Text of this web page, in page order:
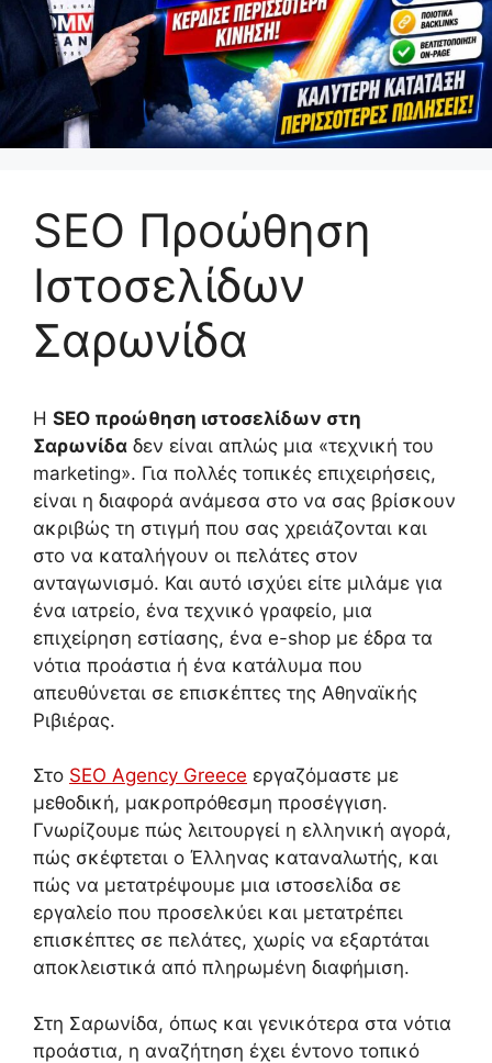
SEO Προώθηση
Ιστοσελίδων
Σαρωνίδα
Η SEO προώθηση ιστοσελίδων στη
Σαρωνίδα δεν είναι απλώς μια «τεχνική του
marketing». Για πολλές τοπικές επιχειρήσεις,
είναι η διαφορά ανάμεσα στο να σας βρίσκουν
ακριβώς τη στιγμή που σας χρειάζονται και
στο να καταλήγουν οι πελάτες στον
ανταγωνισμό. Και αυτό ισχύει είτε μιλάμε για
ένα ιατρείο, ένα τεχνικό γραφείο, μια
επιχείρηση εστίασης, ένα e-shop με έδρα τα
νότια προάστια ή ένα κατάλυμα που
απευθύνεται σε επισκέπτες της Αθηναϊκής
Ριβιέρας.
Στο SEO Agency Greece εργαζόμαστε με
μεθοδική, μακροπρόθεσμη προσέγγιση.
Γνωρίζουμε πώς λειτουργεί η ελληνική αγορά,
πώς σκέφτεται ο Έλληνας καταναλωτής, και
πώς να μετατρέψουμε μια ιστοσελίδα σε
εργαλείο που προσελκύει και μετατρέπει
επισκέπτες σε πελάτες, χωρίς να εξαρτάται
αποκλειστικά από πληρωμένη διαφήμιση.
Στη Σαρωνίδα, όπως και γενικότερα στα νότια
προάστια, η αναζήτηση έχει έντονο τοπικό